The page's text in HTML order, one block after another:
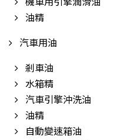
油精
汽車用油
剎車油
水箱精
汽車引擎沖洗油
油精
自動變速箱油